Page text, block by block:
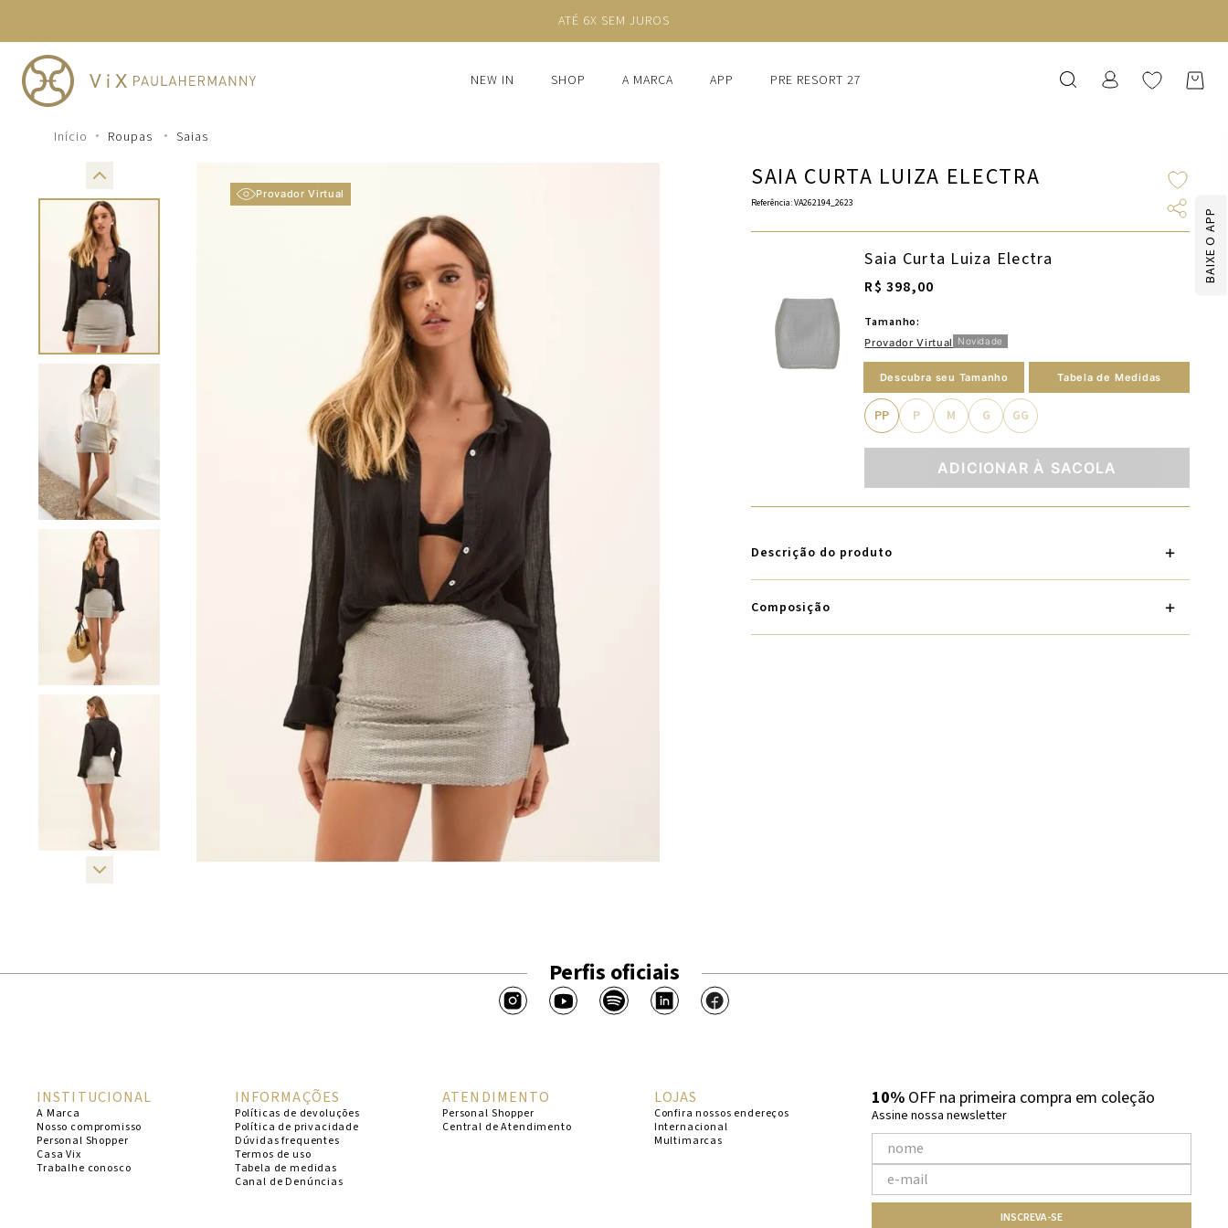
BAIXE O APP
ATÉ 6X SEM JUROS
NEW IN SHOP A MARCA APP PRE RESORT 27
Roupas Saias
Provador Virtual
SAIA CURTA LUIZA ELECTRA
Referência:VA262194_2623
Saia Curta Luiza Electra
R$ 398,00
Tamanho:
Provador Virtual Novidade
Descubra seu Tamanho Tabela de Medidas
PP P M G GG
ADICIONAR À SACOLA
Descrição do produto
Composição
Perfis oficiais
INSTITUCIONAL
A Marca
Nosso compromisso
Personal Shopper
Casa Vix
Trabalhe conosco
INFORMAÇÕES
Políticas de devoluções
Política de privacidade
Dúvidas frequentes
Termos de uso
Tabela de medidas
Canal de Denúncias
ATENDIMENTO
Personal Shopper
Central de Atendimento
LOJAS
Confira nossos endereços
Internacional
Multimarcas
10%OFF na primeira compra em coleção
Assine nossa newsletter
INSCREVA-SE
cheeky
2º
vestido
vestido curto
calcinha
saida
verde